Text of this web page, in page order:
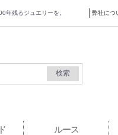
年残るジュエリーを。 弊社につ
検索
ルース